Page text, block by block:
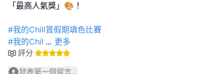
「最高人氣獎」🎨！
#我的Chill賞假期填色比賽
#我的Chil ... 更多
評分
發表第一個留言...